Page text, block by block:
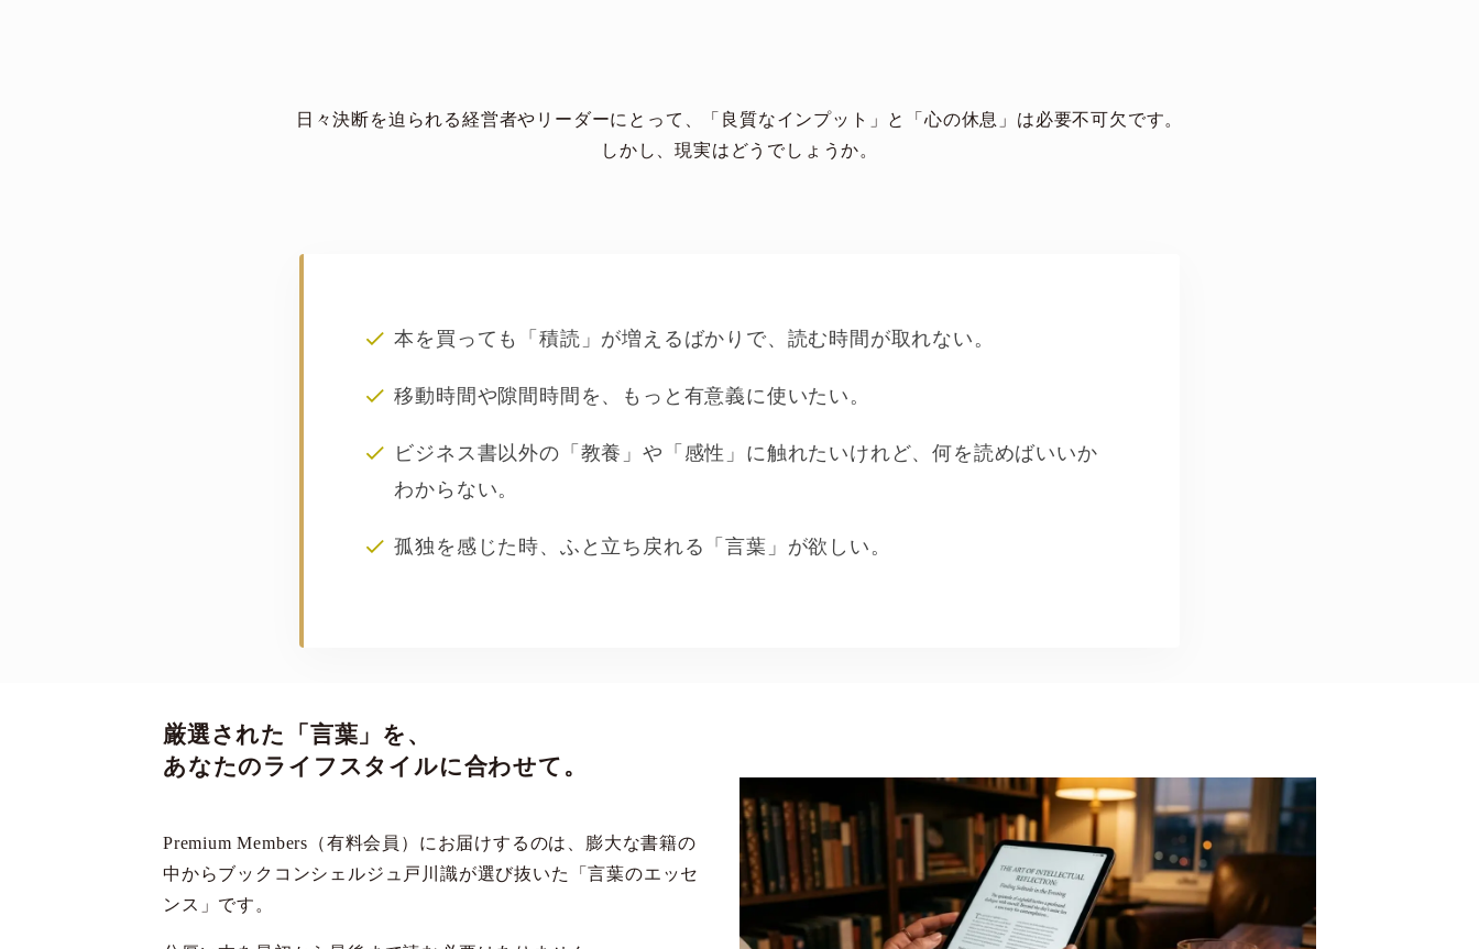
日々決断を迫られる経営者やリーダーにとって、「良質なインプット」と「心の休息」は必要不可欠です。
しかし、現実はどうでしょうか。
本を買っても「積読」が増えるばかりで、読む時間が取れない。
移動時間や隙間時間を、もっと有意義に使いたい。
ビジネス書以外の「教養」や「感性」に触れたいけれど、何を読めばいいか
わからない。
孤独を感じた時、ふと立ち戻れる「言葉」が欲しい。
厳選された「言葉」を、
あなたのライフスタイルに合わせて。
Premium Members（有料会員）にお届けするのは、膨大な書籍の
中からブックコンシェルジュ戸川識が選び抜いた「言葉のエッセ
ンス」です。